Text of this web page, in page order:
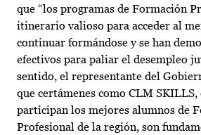
que “los programas de Formación
itinerario valioso para acceder al
continuar formándose y se han
efectivos para paliar el desempleo
sentido, el representante del
que certámenes como CLM SKILLS,
participan los mejores alumnos de
Profesional de la región, son